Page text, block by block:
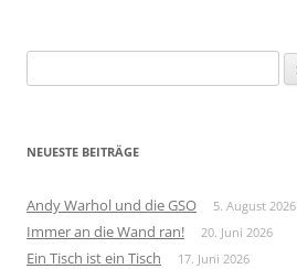
nach:
NEUESTE BEITRÄGE
Andy Warhol und die GSO 5. August 2026
Immer an die Wand ran! 20. Juni 2026
Ein Tisch ist ein Tisch 17. Juni 2026